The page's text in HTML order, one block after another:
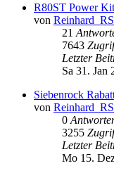
R80ST Power
von Reinhard_RS
21
7643
Letzter
Sa 31. Jan
Siebenrock
von Reinhard_RS
0
3255
Letzter
Mo 15.